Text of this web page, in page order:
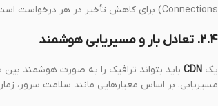
Connections) برای کاهش تأخیر در هر درخواست است.
۲.۴. تعادل بار و مسیریابی هوشمند
یک CDN باید بتواند ترافیک را به صورت هوشمند
مسیریابی، بر اساس معیارهایی مانند سلامت سرور،